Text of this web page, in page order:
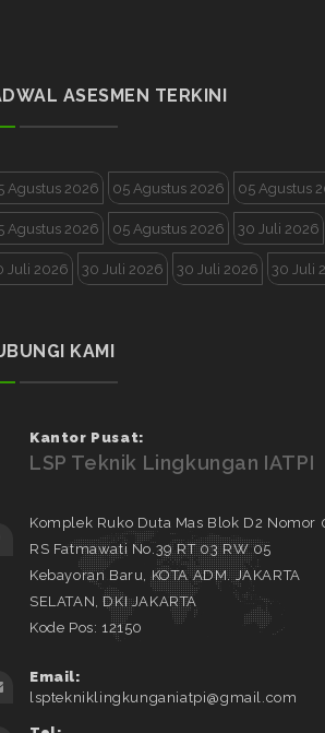
ASESMEN TERKINI
Agustus 2026 05 Agustus 2026 05 Agustus
Agustus 2026 05 Agustus 2026 30 Juli 2026
Juli 2026 30 Juli 2026 30 Juli 2026 30 Juli
KAMI
Kantor Pusat:
LSP Teknik Lingkungan IATPI
Komplek Ruko Duta Mas Blok D2 Nomor
RS Fatmawati No.39 RT 03 RW 05
Kebayoran Baru, KOTA ADM. JAKARTA
SELATAN, DKI JAKARTA
Kode Pos: 12150
Email:
lsptekniklingkunganiatpi@gmail.com